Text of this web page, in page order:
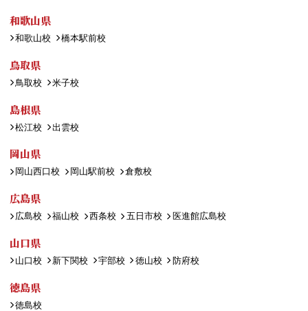
和歌山県
和歌山校 橋本駅前校
鳥取県
鳥取校 米子校
島根県
松江校 出雲校
岡山県
岡山西口校 岡山駅前校 倉敷校
広島県
広島校 福山校 西条校 五日市校 医進館広島校
山口県
山口校 新下関校 宇部校 徳山校 防府校
徳島県
徳島校